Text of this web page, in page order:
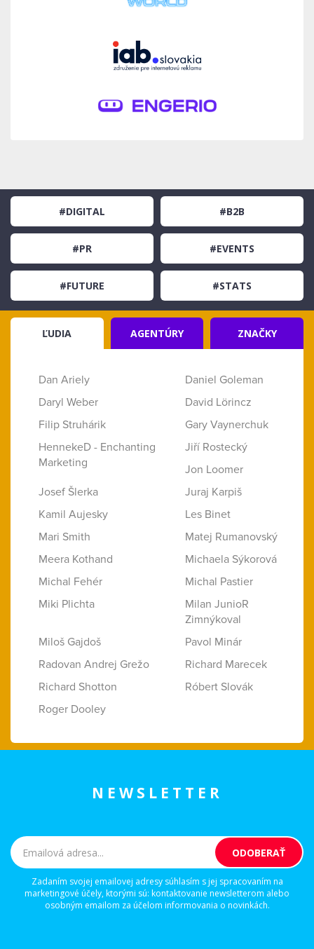
#DIGITAL #B2B
#PR #EVENTS
#FUTURE #STATS
ĽUDIA AGENTÚRY ZNAČKY
Dan Ariely
Daniel Goleman
Daryl Weber
David Lörincz
Filip Struhárik
Gary Vaynerchuk
HennekeD - Enchanting
Marketing
Jiří Rostecký
Jon Loomer
Josef Šlerka
Juraj Karpiš
Kamil Aujesky
Les Binet
Mari Smith
Matej Rumanovský
Meera Kothand
Michaela Sýkorová
Michal Fehér
Michal Pastier
Miki Plichta
Milan JunioR
Zimnýkoval
Miloš Gajdoš
Pavol Minár
Radovan Andrej Grežo
Richard Marecek
Richard Shotton
Róbert Slovák
Roger Dooley
NEWSLETTER
Zadaním svojej emailovej adresy súhlasím s jej spracovaním na
marketingové účely, ktorými sú: kontaktovanie newsletterom alebo
osobným emailom za účelom informovania o novinkách.